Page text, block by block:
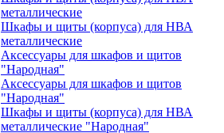
металлические
Шкафы и щиты (корпуса) для НВА
металлические
Аксессуары для шкафов и щитов
"Народная"
Аксессуары для шкафов и щитов
"Народная"
Шкафы и щиты (корпуса) для НВА
металлические "Народная"